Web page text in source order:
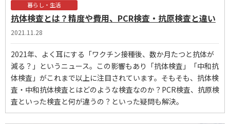
暮らし・生活
抗体検査とは？精度や費用、PCR検査・抗原検査と違い
2021.11.28
2021年、よく耳にする「ワクチン接種後、数か月たつと抗体が
減る？」というニュース。この影響もあり「抗体検査」「中和抗
体検査」がこれまで以上に注目されています。そもそも、抗体検
査・中和抗体検査とはどのような検査なのか？PCR検査、抗原検
査といった検査と何が違うの？といった疑問も解決。